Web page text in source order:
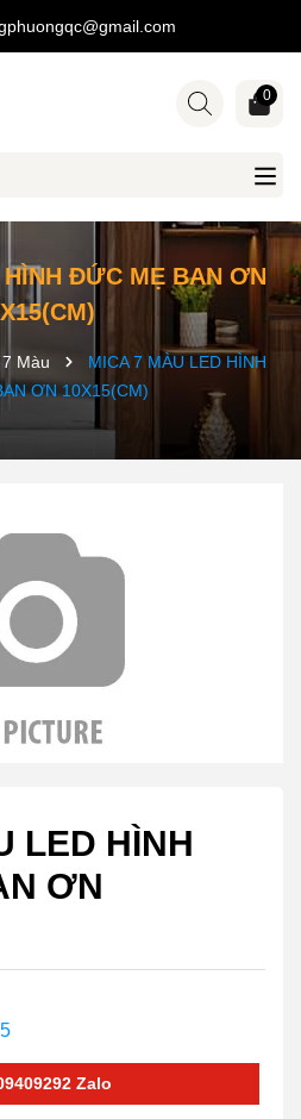
0
ĐỨC MẸ BAN ƠN
Màu
MICA 7 MÀU LED HÌNH
ƠN 10X15(CM)
LED HÌNH
ƠN
Zalo